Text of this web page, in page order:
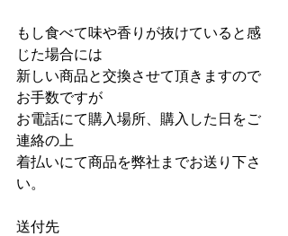
もし食べて味や香りが抜けていると感
じた場合には
新しい商品と交換させて頂きますので
お手数ですが
お電話にて購入場所、購入した日をご
連絡の上
着払いにて商品を弊社までお送り下さ
い。
送付先